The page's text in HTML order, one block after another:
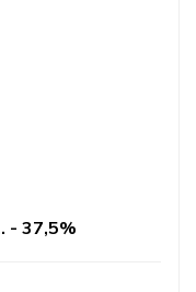
- 37,5%